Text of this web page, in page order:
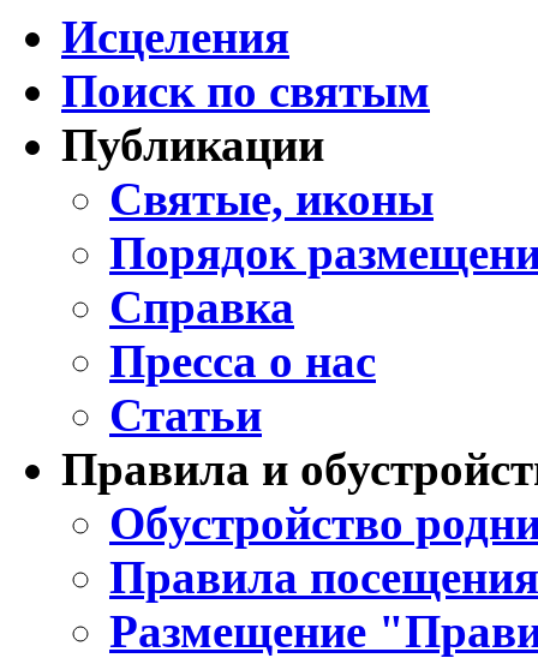
Исцеления
Поиск по святым
Публикации
Святые, иконы
Порядок
Справка
Пресса о нас
Статьи
Правила и
Обустройство
Правила
Размещение